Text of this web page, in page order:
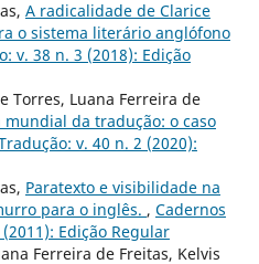
A radicalidade de Clarice
o sistema literário anglófono
v. 38 n. 3 (2018): Edição
Torres, Luana Ferreira de
mundial da tradução: o caso
v. 40 n. 2 (2020):
Paratexto e visibilidade na
para o inglês. , Cadernos
Edição Regular
Ferreira de Freitas, Kelvis